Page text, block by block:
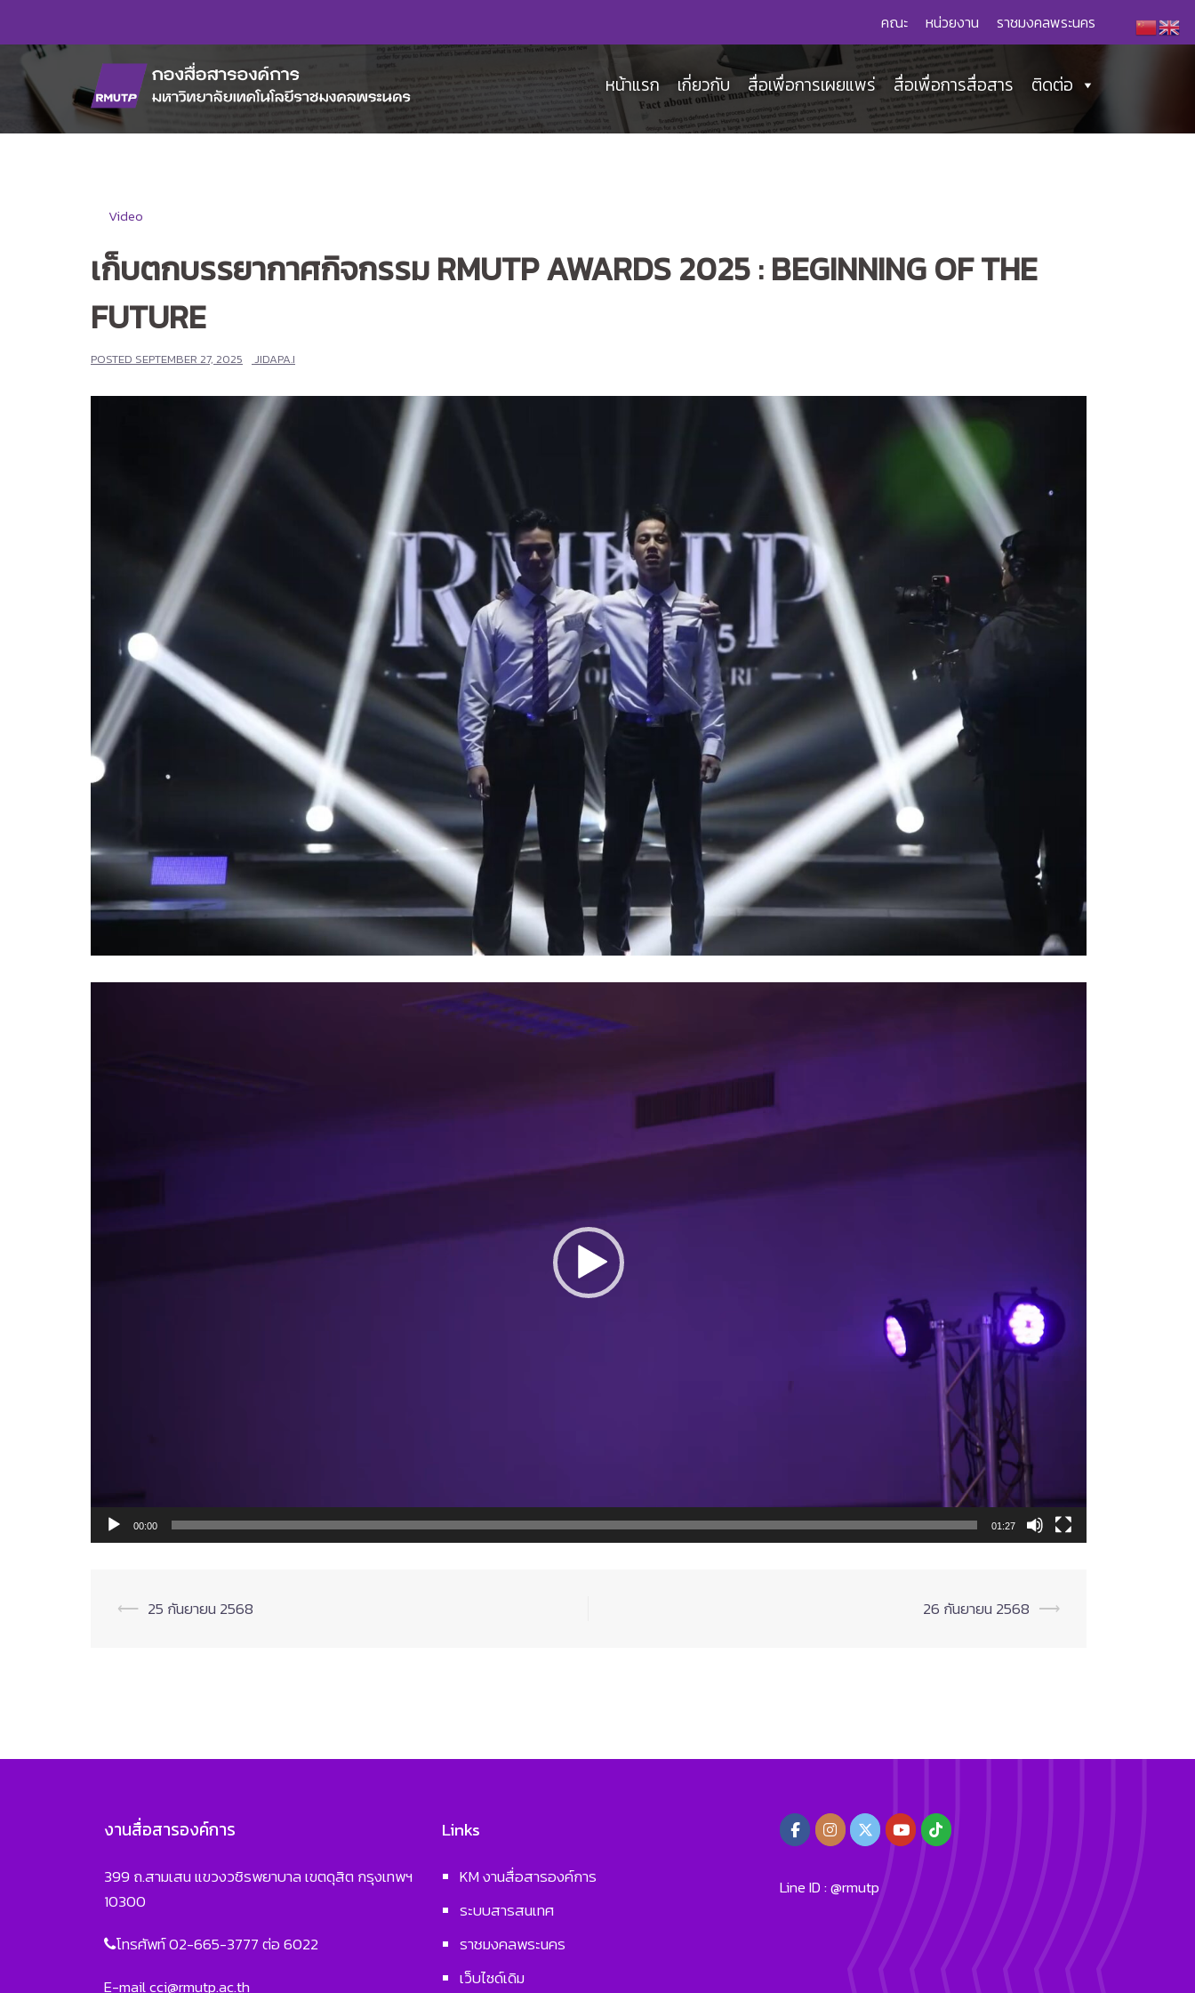
content
คณะ หน่วยงาน ราชมงคลพระนคร
หน้าแรก เกี่ยวกับ สื่อเพื่อการเผยแพร่ สื่อเพื่อการสื่อสาร ติดต่อ
Video
เก็บตกบรรยากาศกิจกรรม RMUTP AWARDS 2025 : BEGINNING OF THE
FUTURE
POSTED SEPTEMBER 27, 2025 JIDAPA.I
00:00 01:27
Post
⟵ 25 กันยายน 2568 26 กันยายน 2568 ⟶
งานสื่อสารองค์การ
399 ถ.สามเสน แขวงวชิรพยาบาล เขตดุสิต กรุงเทพฯ
10300
โทรศัพท์ 02-665-3777 ต่อ 6022
E-mailcci@rmutp.ac.th
Links
KM งานสื่อสารองค์การ
ระบบสารสนเทศ
ราชมงคลพระนคร
เว็บไซด์เดิม
Line ID : @rmutp